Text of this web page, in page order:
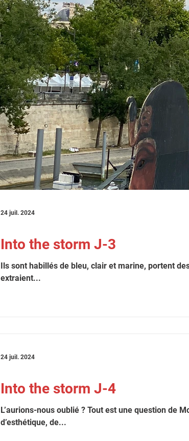
Into the storm J-3
Ils sont habillés de bleu, clair et marine, portent
extraient...
24 juil. 2024
Into the storm J-4
L’aurions-nous oublié ? Tout est une question de
d’esthétique, de...
24 juil. 2024